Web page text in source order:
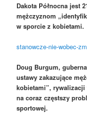
Dakota Północna jest
mężczyznom
w sporcie z kobietami.
stanowcze-nie-wobec-
Doug Burgum,
ustawy zakazujące
kobietami”,
na coraz częstszy
sportowej.